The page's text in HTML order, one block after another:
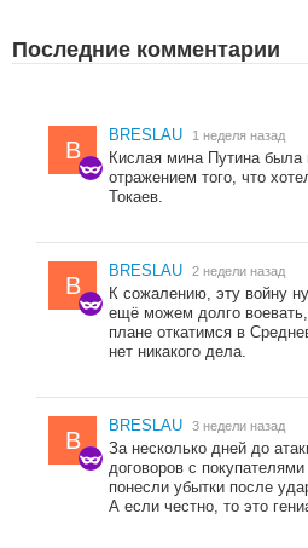
Последние комментарии
B
BRESLAU 1 неделя назад
Кислая мина Путина была
отражением того, что
Токаев.
B
BRESLAU 2 недели назад
К сожалению, эту войну
ещё можем долго
плане откатимся в
нет никакого дела.
B
BRESLAU 3 недели назад
За несколько дней до
договоров с
понесли убытки после
А если честно, то это